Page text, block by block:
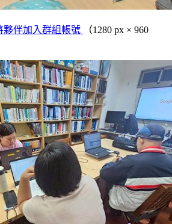
夥伴加入群組帳號
（1280 px × 960